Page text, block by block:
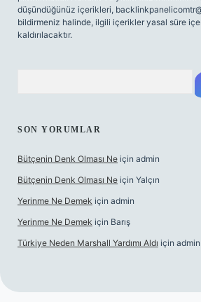
düşündüğünüz içerikleri,
bildirmeniz halinde, ilgili içerikler yasal süre
kaldırılacaktır.
SON YORUMLAR
Bütçenin Denk Olması Ne için admin
Bütçenin Denk Olması Ne için Yalçın
Yerinme Ne Demek için admin
Yerinme Ne Demek için Barış
Türkiye Neden Marshall Yardımı Aldı için admin